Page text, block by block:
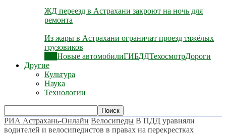
ЖД переезд в Астрахани закроют на ночь для
ремонта
Из жары в Астрахани ограничат проезд тяжёлых
грузовиков
Новые автомобилиГИБДДТехосмотрДороги
Другие
Культура
Наука
Технологии
РИА Астрахань-Онлайн Велосипеды В ПДД уравняли
водителей и велосипедистов в правах на перекрестках